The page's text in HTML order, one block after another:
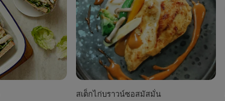
สเต็กไก่บราวน์ซอสมัสมั่น